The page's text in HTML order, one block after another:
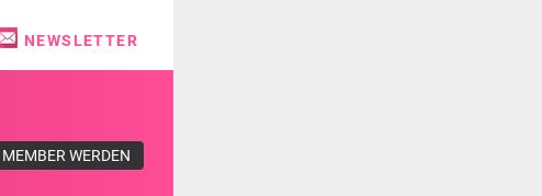
icons
NEWSLETTER
MEMBER WERDEN